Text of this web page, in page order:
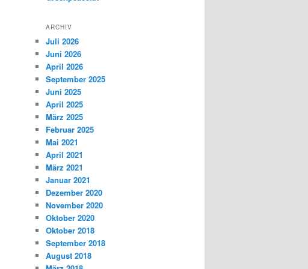
ARCHIV
Juli 2026
Juni 2026
April 2026
September 2025
Juni 2025
April 2025
März 2025
Februar 2025
Mai 2021
April 2021
März 2021
Januar 2021
Dezember 2020
November 2020
Oktober 2020
Oktober 2018
September 2018
August 2018